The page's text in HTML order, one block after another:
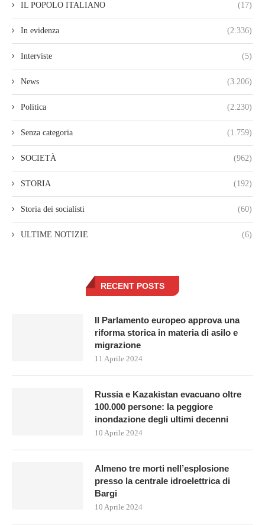
IL POPOLO ITALIANO (17)
In evidenza (2.336)
Interviste (5)
News (3.206)
Politica (2.230)
Senza categoria (1.759)
SOCIETÀ (962)
STORIA (192)
Storia dei socialisti (60)
ULTIME NOTIZIE (6)
RECENT POSTS
Il Parlamento europeo approva una
riforma storica in materia di asilo e
migrazione
11 Aprile 2024
Russia e Kazakistan evacuano oltre
100.000 persone: la peggiore
inondazione degli ultimi decenni
10 Aprile 2024
Almeno tre morti nell’esplosione
presso la centrale idroelettrica di
Bargi
10 Aprile 2024